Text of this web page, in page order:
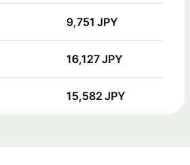
9,751 JPY
16,127 JPY
15,582 JPY